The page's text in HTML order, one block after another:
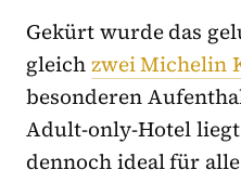
Gekürt wurde das
gleichzwei Michelin
besonderen
Adult-only-Hotel
dennoch ideal für